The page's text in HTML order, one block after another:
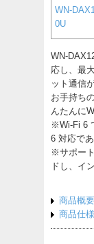
WN-
0U
WN-
応し、最
ット通信
お手持ち
んたんに
※Wi-Fi 6
6 対応で
※サポー
ドし、イ
商品概
商品仕